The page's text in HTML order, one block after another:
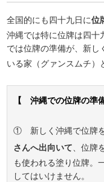
全国的にも四十九日に位
沖縄では特に位牌は四十
では位牌の準備が、新し
いる家（グァンスムチ）
【 沖縄での位牌の準
① 新しく沖縄で位牌
さんへ出向いて、位牌
も使われる塗り位牌。
してはいけません。